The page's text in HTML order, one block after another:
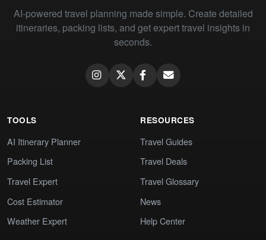
AI-powered travel planning made simple. Create detailed
itineraries, packing lists, and get expert travel insights in
seconds.
TOOLS
AI Itinerary Planner
Packing List
Travel Expert
Cost Estimator
Weather Expert
RESOURCES
Travel Guides
Travel Deals
Travel Glossary
News
Help Center